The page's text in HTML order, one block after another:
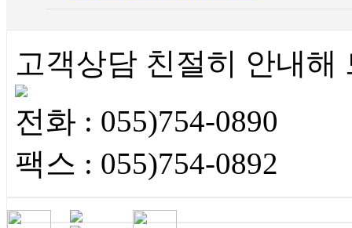
고객상담 친절히 안내해
전화 : 055)754-0890
팩스 : 055)754-0892